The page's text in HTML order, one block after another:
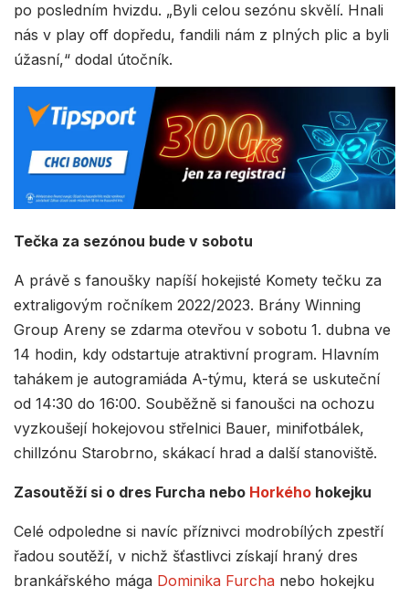
po posledním hvizdu. „Byli celou sezónu skvělí. Hnali
nás v play off dopředu, fandili nám z plných plic a byli
úžasní,“ dodal útočník.
Tečka za sezónou bude v sobotu
A právě s fanoušky napíší hokejisté Komety tečku za
extraligovým ročníkem 2022/2023. Brány Winning
Group Areny se zdarma otevřou v sobotu 1. dubna ve
14 hodin, kdy odstartuje atraktivní program. Hlavním
tahákem je autogramiáda A-týmu, která se uskuteční
od 14:30 do 16:00. Souběžně si fanoušci na ochozu
vyzkoušejí hokejovou střelnici Bauer, minifotbálek,
chillzónu Starobrno, skákací hrad a další stanoviště.
Zasoutěží si o dres Furcha nebo Horkého hokejku
Celé odpoledne si navíc příznivci modrobílých zpestří
řadou soutěží, v nichž šťastlivci získají hraný dres
brankářského mága Dominika Furcha nebo hokejku